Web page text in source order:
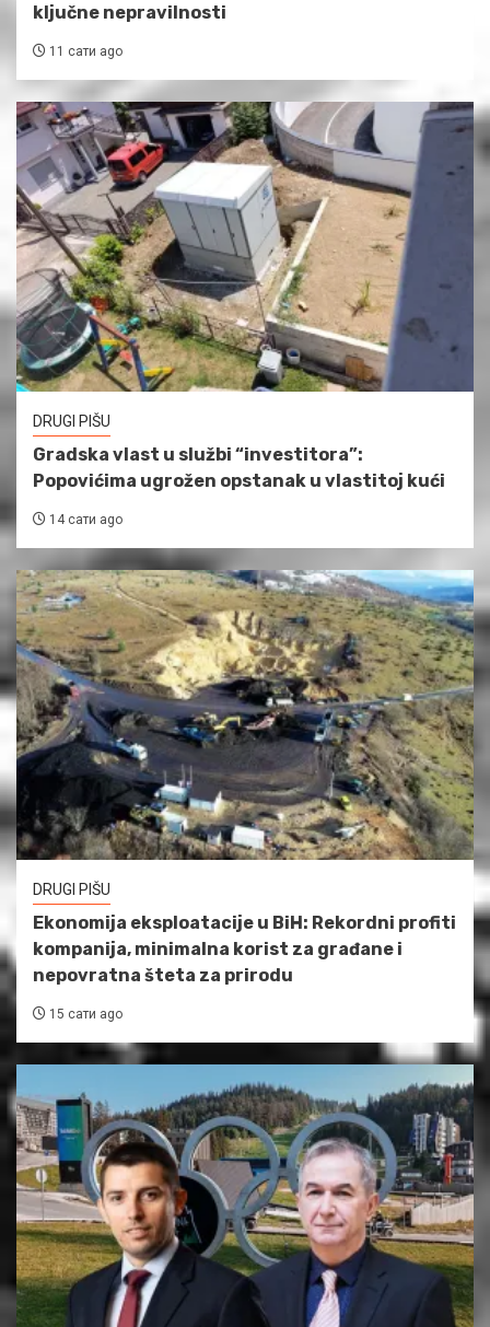
ključne nepravilnosti
11 сати ago
DRUGI PIŠU
Gradska vlast u službi “investitora”:
Popovićima ugrožen opstanak u vlastitoj kući
14 сати ago
DRUGI PIŠU
Ekonomija eksploatacije u BiH: Rekordni profiti
kompanija, minimalna korist za građane i
nepovratna šteta za prirodu
15 сати ago